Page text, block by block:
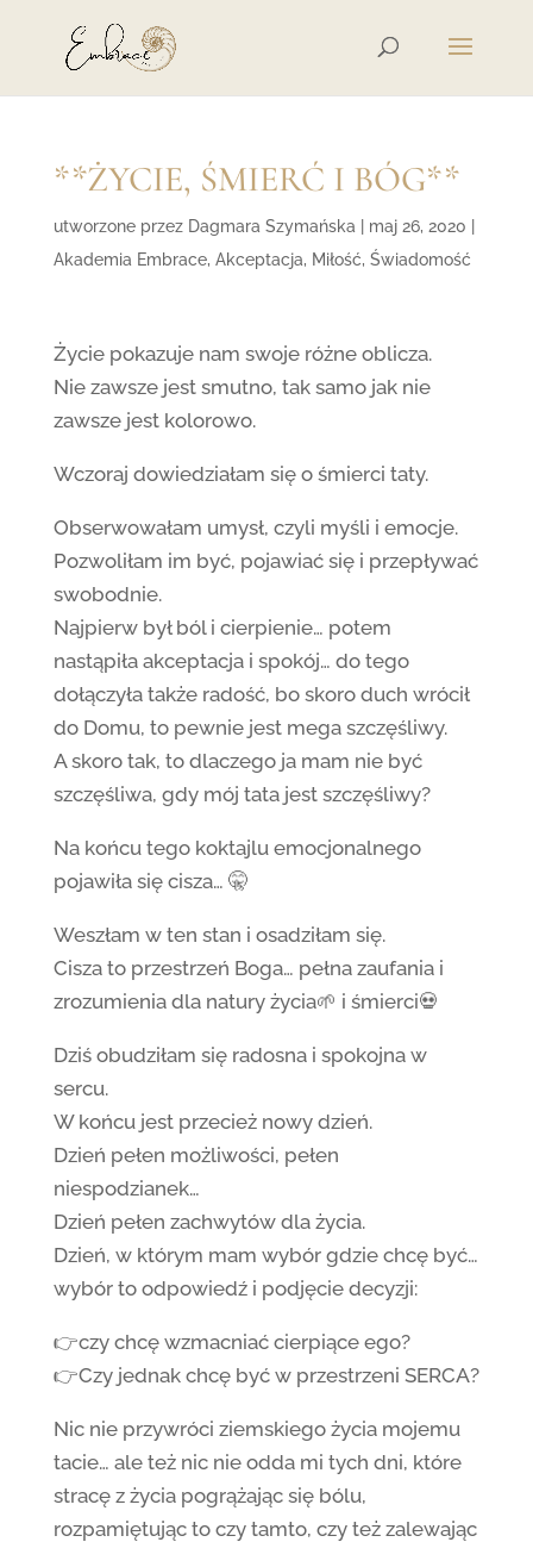
**ŻYCIE, ŚMIERĆ I BÓG**
utworzone przez Dagmara Szymańska maj 26, 2020
Akademia Embrace, Akceptacja, Miłość, Świadomość
Życie pokazuje nam swoje różne oblicza.
Nie zawsze jest smutno, tak samo jak nie
zawsze jest kolorowo.
Wczoraj dowiedziałam się o śmierci taty.
Obserwowałam umysł, czyli myśli i emocje.
Pozwoliłam im być, pojawiać się i przepływać
swobodnie.
Najpierw był ból i cierpienie… potem
nastąpiła akceptacja i spokój… do tego
dołączyła także radość, bo skoro duch wrócił
do Domu, to pewnie jest mega szczęśliwy.
A skoro tak, to dlaczego ja mam nie być
szczęśliwa, gdy mój tata jest szczęśliwy?
Na końcu tego koktajlu emocjonalnego
pojawiła się cisza… 🤫
Weszłam w ten stan i osadziłam się.
Cisza to przestrzeń Boga… pełna zaufania i
zrozumienia dla natury życia🌱 i śmierci💀
Dziś obudziłam się radosna i spokojna w
sercu.
W końcu jest przecież nowy dzień.
Dzień pełen możliwości, pełen
niespodzianek…
Dzień pełen zachwytów dla życia.
Dzień, w którym mam wybór gdzie chcę być…
wybór to odpowiedź i podjęcie decyzji:
👉czy chcę wzmacniać cierpiące ego?
👉Czy jednak chcę być w przestrzeni SERCA?
Nic nie przywróci ziemskiego życia mojemu
tacie… ale też nic nie odda mi tych dni, które
stracę z życia pogrążając się bólu,
rozpamiętując to czy tamto, czy też zalewając